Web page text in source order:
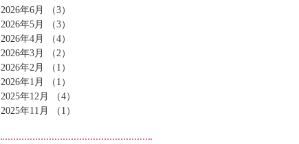
2026年6月
（3）
2026年5月
（3）
2026年4月
（4）
2026年3月
（2）
2026年2月
（1）
2026年1月
（1）
2025年12月
（4）
2025年11月
（1）